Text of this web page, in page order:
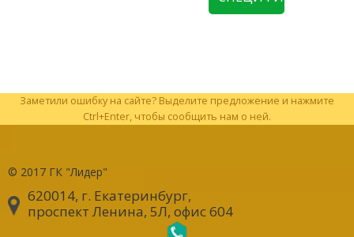
Заметили ошибку на сайте? Выделите предложение и нажмите
Ctrl+Enter, чтобы сообщить нам о ней.
© 2017 ГК "Лидер"
620014, г. Екатеринбург,
проспект Ленина, 5Л, офис 604